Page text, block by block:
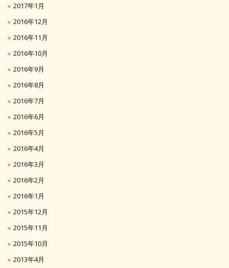
2017年1月
2016年12月
2016年11月
2016年10月
2016年9月
2016年8月
2016年7月
2016年6月
2016年5月
2016年4月
2016年3月
2016年2月
2016年1月
2015年12月
2015年11月
2015年10月
2013年4月